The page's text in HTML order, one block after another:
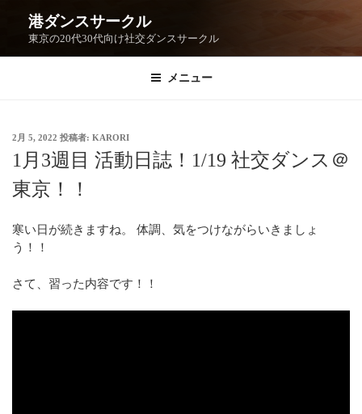
港ダンスサークル
東京の20代30代向け社交ダンスサークル
メニュー
2月 5, 2022 投稿者: KARORI
1月3週目 活動日誌！1/19 社交ダンス＠
東京！！
寒い日が続きますね。 体調、気をつけながらいきましょ
う！！
さて、習った内容です！！